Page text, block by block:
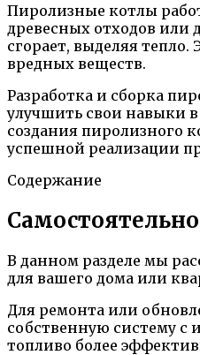
Пиролизные котлы
древесных отходов или
сгорает, выделяя
вредных веществ.
Разработка и сборка
улучшить свои навыки в
создания пиролизного
успешной реализации
Содержание
В данном разделе мы
для вашего дома или
Для ремонта или
собственную систему с
топливо более